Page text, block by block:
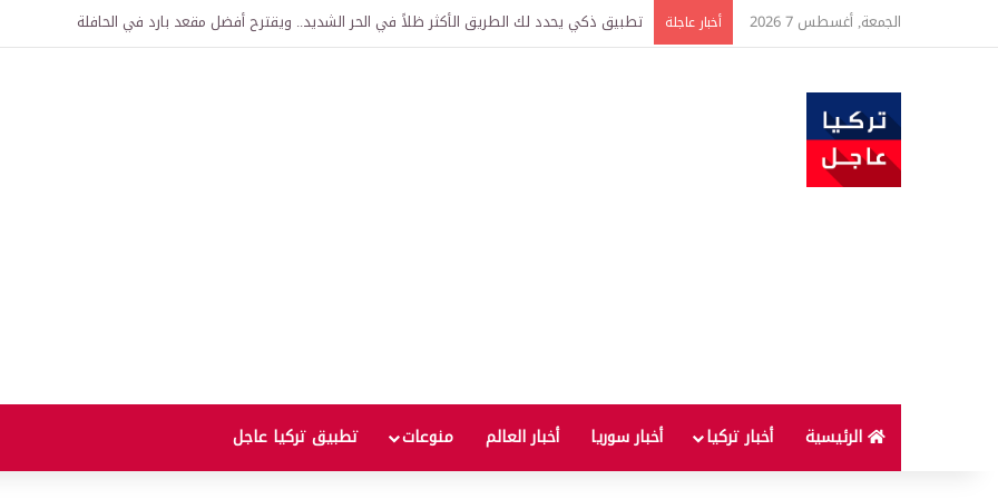
الجمعة, أغسطس 7 2026 أخبار عاجلة تطبيق ذكي يحدد لك الطريق الأكثر ظلاً في الحر الشديد.. ويقترح أفضل مقعد بارد في الحافلة
الرئيسية أخبار تركيا أخبار سوريا أخبار العالم منوعات تطبيق تركيا عاجل